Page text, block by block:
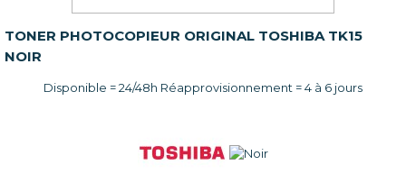
TONER PHOTOCOPIEUR ORIGINAL TOSHIBA TK15
NOIR
Disponible = 24/48h Réapprovisionnement = 4 à 6 jours